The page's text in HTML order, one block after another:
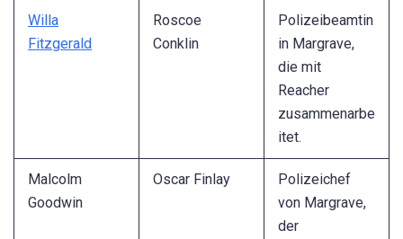
Willa
Fitzgerald
Roscoe
Conklin
Polizeibeamtin
in Margrave,
die mit
Reacher
zusammenarbe
itet.
Malcolm
Goodwin
Oscar Finlay
Polizeichef
von Margrave,
der